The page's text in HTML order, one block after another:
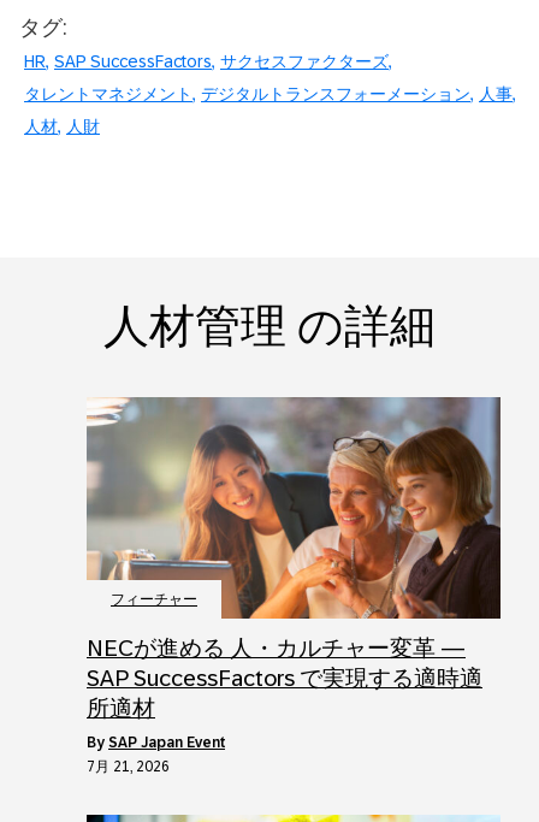
タグ:
HR SAP SuccessFactors サクセスファクターズ
タレントマネジメント
デジタルトランスフォーメーション
人事
人材
人財
人材管理 の詳細
フィーチャー
NECが進める 人・カルチャー変革 ―
SAP SuccessFactors で実現する適時適
所適材
by SAP Japan Event
7月 21, 2026